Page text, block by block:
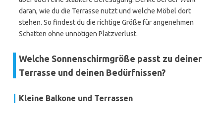
daran, wie du die Terrasse nutzt und welche Möbel dort
stehen. So findest du die richtige Größe für angenehmen
Schatten ohne unnötigen Platzverlust.
Welche Sonnenschirmgröße passt zu deiner
Terrasse und deinen Bedürfnissen?
Kleine Balkone und Terrassen